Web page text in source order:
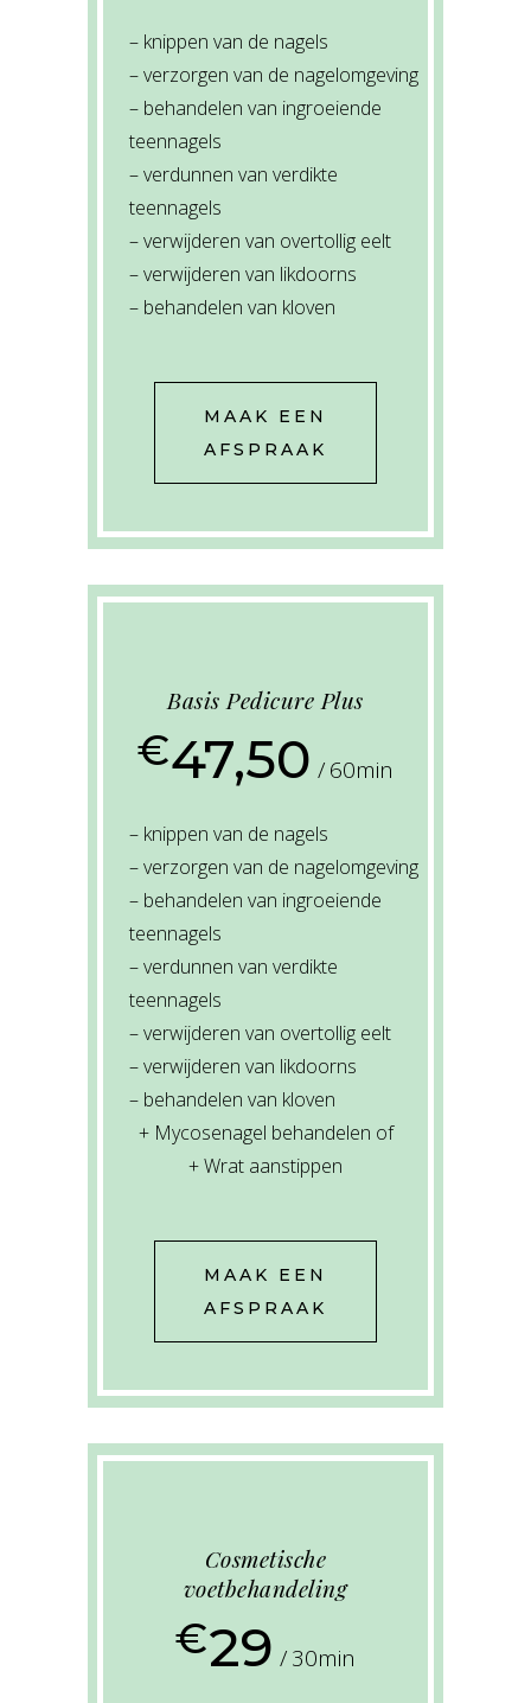
– knippen van de nagels
– verzorgen van de nagelomgeving
– behandelen van ingroeiende
teennagels
– verdunnen van verdikte
teennagels
– verwijderen van overtollig eelt
– verwijderen van likdoorns
– behandelen van kloven
MAAK EEN
AFSPRAAK
Basis Pedicure Plus
€47,50 60min
– knippen van de nagels
– verzorgen van de nagelomgeving
– behandelen van ingroeiende
teennagels
– verdunnen van verdikte
teennagels
– verwijderen van overtollig eelt
– verwijderen van likdoorns
– behandelen van kloven
+ Mycosenagel behandelen of
+ Wrat aanstippen
MAAK EEN
AFSPRAAK
Cosmetische
voetbehandeling
€29 30min